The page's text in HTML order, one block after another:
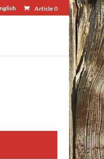
Article 0